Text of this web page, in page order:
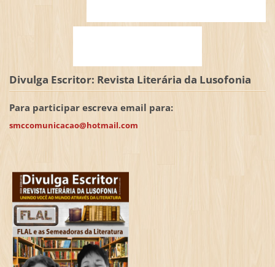
Divulga Escritor: Revista Literária da Lusofonia
Para participar escreva email para:
smccomunicacao@hotmail.com